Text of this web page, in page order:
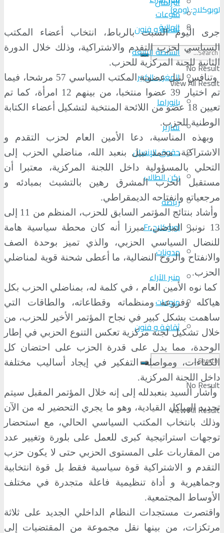
منوعات
ثقافة و فنون
No Result
View All Result
الجالية
السلطة الرابعة
المغرب الكبير
بانوراما
تقارير
حقوق الإنسان
ركن الطالب
رياضة
لوبوكلاج Fr
مدونات
منبر الآراء
منوعات
ثقافة و فنون
No Result
View All Result
لوبوكلاج: (ومع)
جرى اليوم السبت بالرباط، انتخاب أعضاء المكتب
السياسي لحزب التقدم والاشتراكية، وذلك خلال الدورة
الثانية للجنة المركزية للحزب.
وتنافس لنيل عضوية المكتب السياسي 57 مرشحا، فيما
تم اختيار 39 عضوا منتخبا، من بينهم 12 امرأة، كما تم
تعيين 18 عضو من اللائحة المنتخبة لتشكيل أعضاء الكتابة
الوطنية للحزب.
وبهذه المناسبة، دعا الأمين العام لحزب التقدم و
الاشتراكية، محمد نبيل بنعبد الله، مناضلي الحزب إلى
التحلي بالمسؤولية داخل اللجنة المركزية، معتبرا أن
مستقبل الحزب المشرق رهين بالتشبث بمبادئه و
مرجعياته وانفتاحه الديمقراطي.
وأشاد بنتائج المؤتمر السابق للحزب، المنظم من 11 إلى
13 نونبر الماضي، مبرزا أنه كان محطة سياسية هامة
للنضال السياسي الحزبي، والذي تميز بوحدة الصف
والانفتاح والروح النضالية، ما أعطى شحنة قوية لمناضلي
الحزب.
كما نوه الأمين العام ، في كلمة له، بمناضلي الحزب بكل
هياكله وفروعه ومنظماته وقطاعاته، والطاقات التي
ساهمت بشكل كبير في نجاح المؤتمر الأخير للحزب، من
خلال تشكيل لجنة مركزية تعكس التنوع الحزبي في إطار
الوحدة، مما يدل على قدرة الحزب على احتضان كل
الكفاءات، ومواصلة التفكير في إيجاد أساليب مختلفة
داخل اللجنة المركزية.
وأشار السيد بنعبدلله إلى إنه خلال المؤتمر المقبل سيتم
تجديد الهياكل القيادية، وهو ما يجري التحضير له من الآن
وذلك بانتخاب المكتب السياسي الحالي، مع استحضار
توجهات استراتيجية كبرى للعمل على بلورة وتغيير عدد
من المقاربات على المستوى الحزبي حتى لا يكون حزب
التقدم و الاشتراكية قوة سياسية فقط بل قوة انتخابية
وجماهيرية و أداة تنظيمية فاعلة متجدرة في مختلف
الأوساط المجتمعية.
واقتصرت مستجدات النظام الداخلي الجديد على ثلاثة
مرتكزات، من بينها نقل مجموعة من المقتضيات إلى